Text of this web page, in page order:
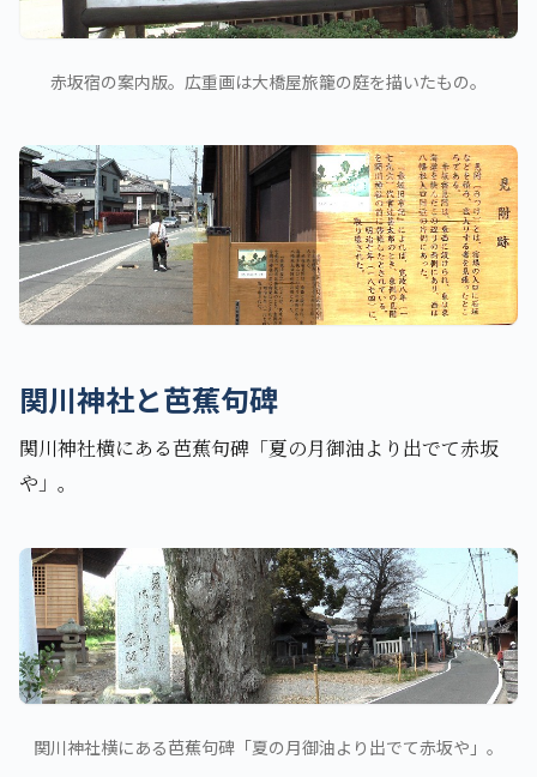
赤坂宿の案内版。広重画は大橋屋旅籠の庭を描いたもの。
関川神社と芭蕉句碑
関川神社横にある芭蕉句碑「夏の月御油より出でて赤坂
や」。
関川神社横にある芭蕉句碑「夏の月御油より出でて赤坂や」。